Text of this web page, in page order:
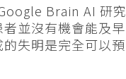
Brain AI 研究
並沒有機會能及早
失明是完全可以預